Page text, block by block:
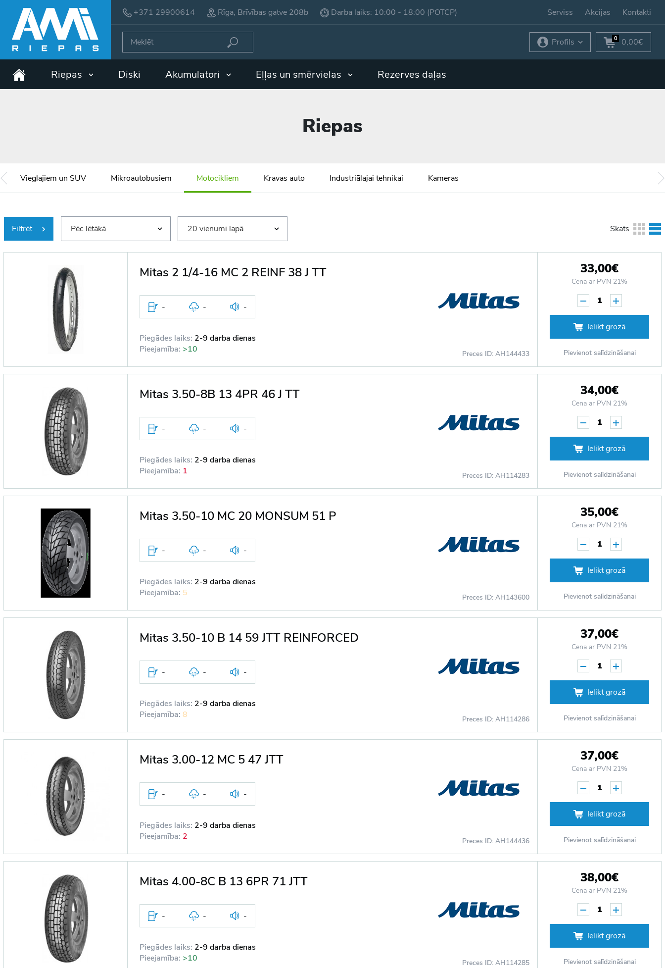
+371 29900614 Rīga, Brīvības gatve 208b Darba laiks: 10:00 - 18:00 (POTCP) Serviss Akcijas Kontakti
Profils 0 0,00€
Riepas Diski Akumulatori Eļļas un smērvielas Rezerves daļas
Riepas
Vieglajiem un SUV Mikroautobusiem Motocikliem Kravas auto Industriālajai tehnikai Kameras
Filtrēt Pēc lētākā 20 vienumi lapā Skats
Mitas 2 1/4-16 MC 2 REINF 38 J TT
- - -
Piegādes laiks: 2-9 darba dienas
Pieejamība: >10 Preces ID: AH144433
33,00€
Cena ar PVN 21%
1
Ielikt grozā
Pievienot salīdzināšanai
Mitas 3.50-8B 13 4PR 46 J TT
- - -
Piegādes laiks: 2-9 darba dienas
Pieejamība: 1 Preces ID: AH114283
34,00€
Cena ar PVN 21%
1
Ielikt grozā
Pievienot salīdzināšanai
Mitas 3.50-10 MC 20 MONSUM 51 P
- - -
Piegādes laiks: 2-9 darba dienas
Pieejamība: 5 Preces ID: AH143600
35,00€
Cena ar PVN 21%
1
Ielikt grozā
Pievienot salīdzināšanai
Mitas 3.50-10 B 14 59 JTT REINFORCED
- - -
Piegādes laiks: 2-9 darba dienas
Pieejamība: 8 Preces ID: AH114286
37,00€
Cena ar PVN 21%
1
Ielikt grozā
Pievienot salīdzināšanai
Mitas 3.00-12 MC 5 47 JTT
- - -
Piegādes laiks: 2-9 darba dienas
Pieejamība: 2 Preces ID: AH144436
37,00€
Cena ar PVN 21%
1
Ielikt grozā
Pievienot salīdzināšanai
Mitas 4.00-8C B 13 6PR 71 JTT
- - -
Piegādes laiks: 2-9 darba dienas
Pieejamība: >10 Preces ID: AH114285
38,00€
Cena ar PVN 21%
1
Ielikt grozā
Pievienot salīdzināšanai